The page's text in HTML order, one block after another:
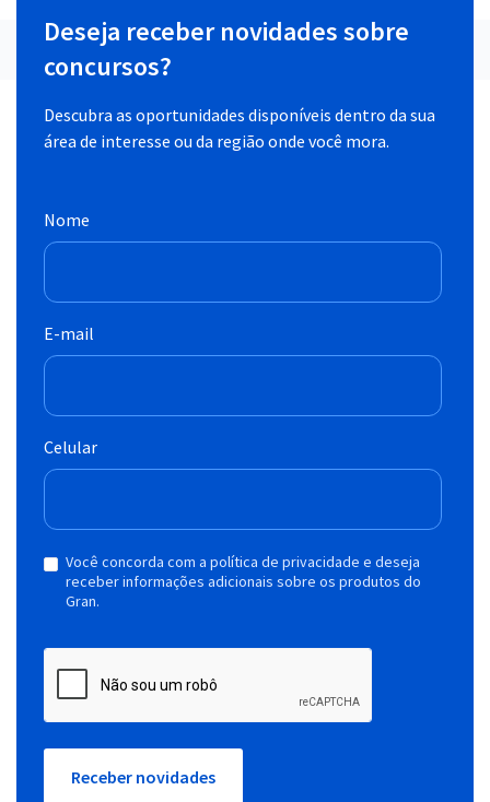
Deseja receber novidades sobre
concursos?
Descubra as oportunidades disponíveis dentro da sua
área de interesse ou da região onde você mora.
Nome
E-mail
Celular
Você concorda com a política de privacidade e deseja
receber informações adicionais sobre os produtos do
Gran.
Receber novidades